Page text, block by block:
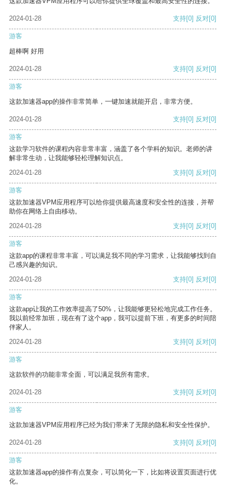
2024-01-28 支持[0] 反对[0]
游客
超棒啊 好用
2024-01-28 支持[0] 反对[0]
游客
这款加速器app的操作非常简单，一键加速就能开启，非常方便。
2024-01-28 支持[0] 反对[0]
游客
这款学习软件的课程内容非常丰富，涵盖了各个学科的知识。老师的讲
解非常生动，让我能够轻松理解知识点。
2024-01-28
支持[0] 反对[0]
游客
这款加速器VPM应用程序可以给你提供最高速度和安全性的连接，并帮
助你在网络上自由移动。
2024-01-28
支持[0] 反对[0]
游客
这款app的课程非常丰富，可以满足我不同的学习需求，让我能够找到自
己感兴趣的知识。
2024-01-28
支持[0] 反对[0]
游客
这款app让我的工作效率提高了50%，让我能够更轻松地完成工作任务。
我以前经常加班，现在有了这个app，我可以提前下班，有更多的时间陪
伴家人。
2024-01-28
支持[0] 反对[0]
游客
这款软件的功能非常全面，可以满足我所有需求。
2024-01-28 支持[0] 反对[0]
游客
这款加速器VPM应用程序已经为我们带来了无限的隐私和安全性保护。
2024-01-28 支持[0] 反对[0]
游客
这款加速器app的操作有点复杂，可以简化一下，比如将设置页面进行优
化。